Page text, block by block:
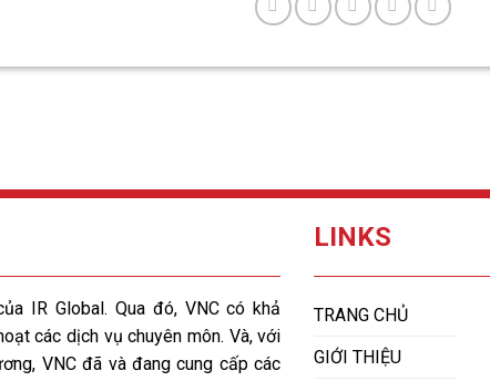
IR Global. Qua đó, VNC có khả
các dịch vụ chuyên môn. Và, với
VNC đã và đang cung cấp các
LINKS
TRANG CHỦ
GIỚI THIỆU